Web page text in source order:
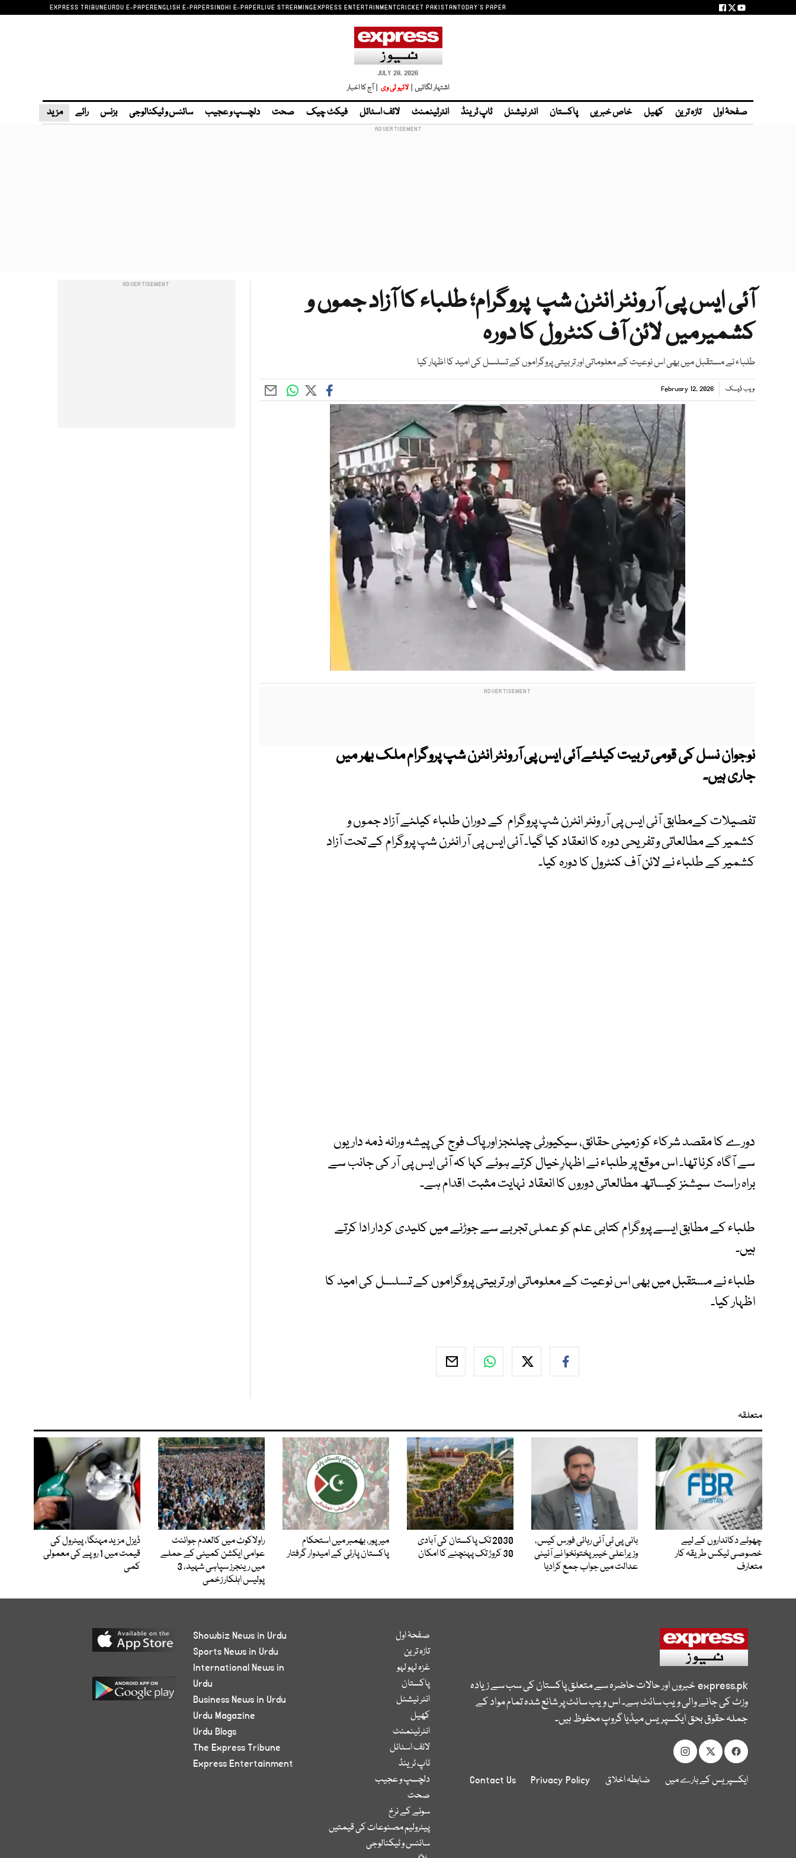
EXPRESS TRIBUNEURDU E-PAPERENGLISH E-PAPERSINDHI E-PAPERLIVE STREAMINGEXPRESS ENTERTAINMENTCRICKET PAKISTANTODAY'S PAPER
JULY 28, 2026
اشتہار لگائیں | لائیو ٹی وی | آج کا اخبار
صفحۂ اول تازہ ترین کھیل خاص خبریں پاکستان انٹر نیشنل ٹاپ ٹرینڈ انٹرٹینمنٹ لائف اسٹائل فیکٹ چیک صحت دلچسپ و عجیب سائنس و ٹیکنالوجی بزنس رائے مزید
آئی ایس پی آر ونٹر انٹرن شپ پروگرام؛ طلباء کا آزاد جموں و
کشمیرمیں لائن آف کنٹرول کا دورہ
طلباء نے مستقبل میں بھی اس نوعیت کے معلوماتی اور تربیتی پروگراموں کے تسلسل کی امید کا اظہار کیا
ویب ڈیسک February 12, 2026
نوجوان نسل کی قومی تربیت کیلئے آئی ایس پی آر ونٹر انٹرن شپ پروگرام ملک بھر میں
جاری ہیں۔
تفصیلات کےمطابق آئی ایس پی آر ونٹر انٹرن شپ پروگرام کے دوران طلباء کیلئے آزاد جموں و
کشمیر کے مطالعاتی و تفریحی دورہ کا انعقاد کیا گیا۔ آئی ایس پی آر انٹرن شپ پروگرام کے تحت آزاد
کشمیر کے طلباء نے لائن آف کنٹرول کا دورہ کیا۔
دورے کا مقصد شرکاء کو زمینی حقائق، سیکیورٹی چیلنجز اور پاک فوج کی پیشہ ورانہ ذمہ داریوں
سے آگاہ کرنا تھا۔ اس موقع پر طلباء نے اظہارِ خیال کرتے ہوئے کہا کہ آئی ایس پی آر کی جانب سے
براہ راست سیشنز کیساتھ مطالعاتی دوروں کا انعقاد نہایت مثبت اقدام ہے۔
طلباء کے مطابق ایسے پروگرام کتابی علم کو عملی تجربے سے جوڑنے میں کلیدی کردار ادا کرتے
ہیں۔
طلباء نے مستقبل میں بھی اس نوعیت کے معلوماتی اور تربیتی پروگراموں کے تسلسل کی امید کا
اظہار کیا۔
متعلقہ
چھوٹے دکانداروں کے لیے
خصوصی ٹیکس طریقہ کار
متعارف
بانی پی ٹی آئی رہائی فورس کیس،
وزیراعلیٰ خیبرپختونخوا نے آئینی
عدالت میں جواب جمع کرادیا
2030 تک پاکستان کی آبادی
30 کروڑ تک پہنچنے کا امکان
میر پور، بھمبر میں استحکام
پاکستان پارٹی کے امیدوار گرفتار
راولاکوٹ میں کالعدم جوائنٹ
عوامی ایکشن کمیٹی کے حملے
میں رینجرز سپاہی شہید، 3
پولیس اہلکار زخمی
ڈیزل مزید مہنگا، پیٹرول کی
قیمت میں 1 روپے کی معمولی
کمی
express.pkخبروں اور حالات حاضرہ سے متعلق پاکستان کی سب سے زیادہ
وزٹ کی جانے والی ویب سائٹ ہے۔ اس ویب سائٹ پر شائع شدہ تمام مواد کے
جملہ حقوق بحق ایکسپریس میڈیا گروپ محفوظ ہیں۔
ایکسپریس کے بارے میں ضابطہ اخلاق Privacy Policy
Contact Us
صفحۂ اول
تازہ ترین
غزہ لہو لہو
پاکستان
انٹر نیشنل
کھیل
انٹرٹینمنٹ
لائف اسٹائل
ٹاپ ٹرینڈ
دلچسپ و عجیب
صحت
سونے کے نرخ
پیٹرولیم مصنوعات کی قیمتیں
سائنس و ٹیکنالوجی
Showbiz News in Urdu
Sports News in Urdu
International News in
Urdu
Business News in Urdu
Urdu Magazine
Urdu Blogs
The Express Tribune
Express Entertainment